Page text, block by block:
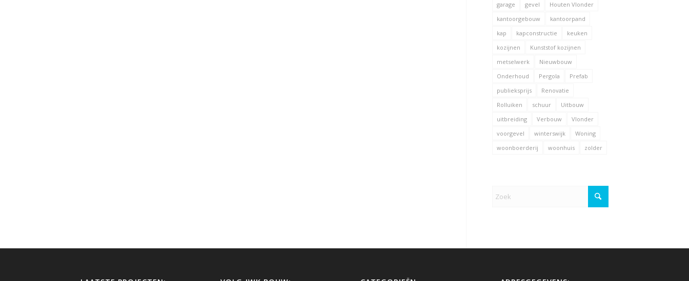
garage
gevel
Houten Vlonder
kantoorgebouw
kantoorpand
kap
kapconstructie
keuken
kozijnen
Kunststof kozijnen
metselwerk
Nieuwbouw
Onderhoud
Pergola
Prefab
publieksprijs
Renovatie
Rolluiken
schuur
Uitbouw
uitbreiding
Verbouw
Vlonder
voorgevel
winterswijk
Woning
woonboerderij
woonhuis zolder